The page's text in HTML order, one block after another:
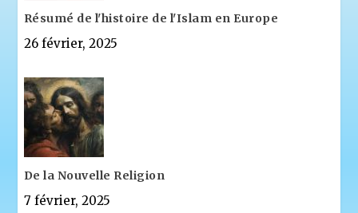
Résumé de l'histoire de l'Islam en Europe
26 février, 2025
De la Nouvelle Religion
7 février, 2025